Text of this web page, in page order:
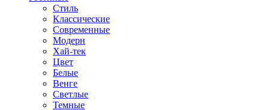
Стиль
Классические
Современные
Модерн
Хай-тек
Цвет
Белые
Венге
Светлые
Темные